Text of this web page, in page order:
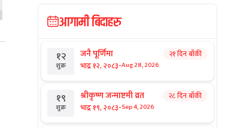
आगामी बिदाहरु
१२
शुक्र
जनै पूर्णिमा
भाद्र १२, २०८३-Aug 28, 2026
२१ दिन बाँकी
१९
शुक्र
श्रीकृष्ण जन्माष्टमी व्रत
भाद्र १९, २०८३-Sep 4, 2026
२८ दिन बाँकी